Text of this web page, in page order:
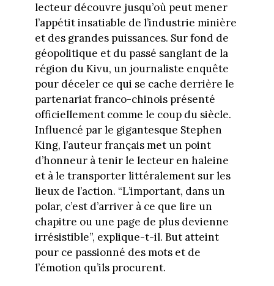
lecteur découvre jusqu’où peut mener
l’appétit insatiable de l’industrie minière
et des grandes puissances. Sur fond de
géopolitique et du passé sanglant de la
région du Kivu, un journaliste enquête
pour déceler ce qui se cache derrière le
partenariat franco-chinois présenté
officiellement comme le coup du siècle.
Influencé par le gigantesque Stephen
King, l’auteur français met un point
d’honneur à tenir le lecteur en haleine
et à le transporter littéralement sur les
lieux de l’action. “L’important, dans un
polar, c’est d’arriver à ce que lire un
chapitre ou une page de plus devienne
irrésistible”, explique-t-il. But atteint
pour ce passionné des mots et de
l’émotion qu’ils procurent.